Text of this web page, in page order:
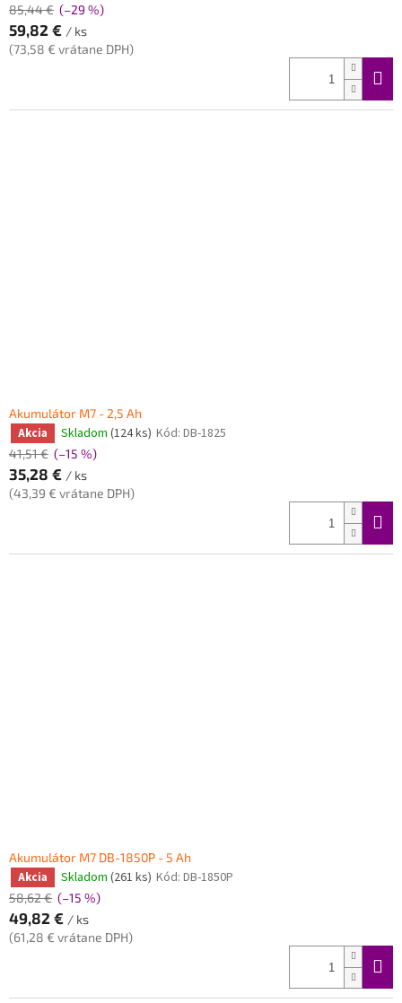
85,44 € (–29 %)
59,82 € / ks
(73,58 € vrátane DPH)
Akumulátor M7 - 2,5 Ah
Akcia Skladom (124 ks) Kód: DB-1825
41,51 € (–15 %)
35,28 € / ks
(43,39 € vrátane DPH)
Akumulátor M7 DB-1850P - 5 Ah
Akcia Skladom (261 ks) Kód: DB-1850P
58,62 € (–15 %)
49,82 € / ks
(61,28 € vrátane DPH)